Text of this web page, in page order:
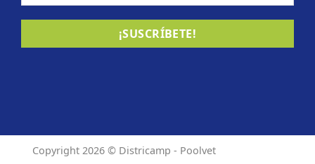
Copyright 2026 © Districamp - Poolvet